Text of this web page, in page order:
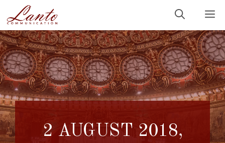
la
conținut
2 AUGUST 2018,